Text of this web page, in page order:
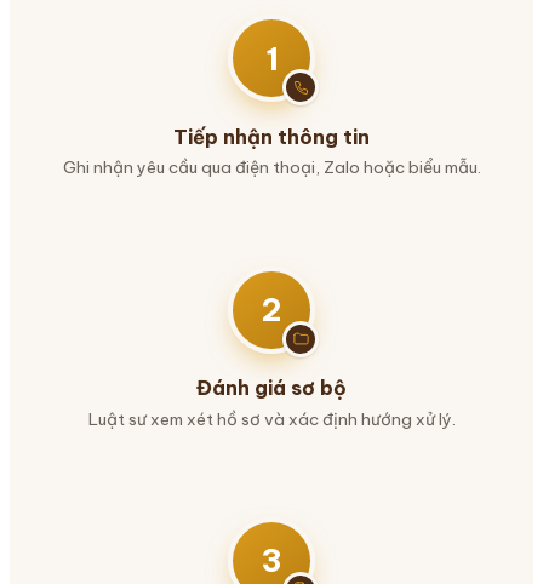
1
Tiếp nhận thông tin
Ghi nhận yêu cầu qua điện thoại, Zalo hoặc biểu mẫu.
2
Đánh giá sơ bộ
Luật sư xem xét hồ sơ và xác định hướng xử lý.
3